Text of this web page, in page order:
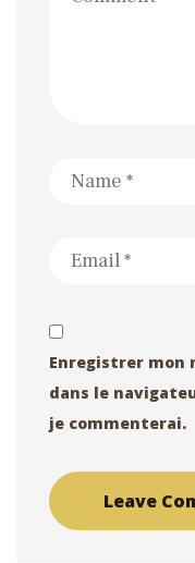
Enregistrer mon
dans le
je commenterai.